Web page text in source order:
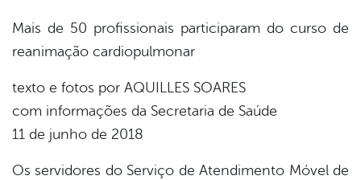
Mais de 50 profissionais participaram do curso de
reanimação cardiopulmonar
texto e fotos por AQUILLES SOARES
com informações da Secretaria de Saúde
11 de junho de 2018
Os servidores do Serviço de Atendimento Móvel de